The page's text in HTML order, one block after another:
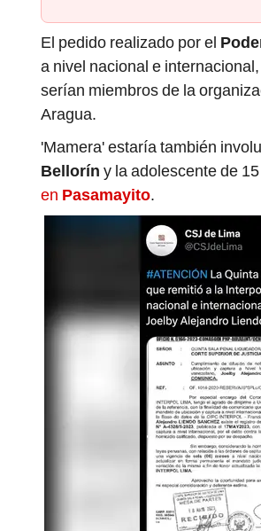
El pedido realizado por el
a nivel nacional e
serían miembros de la
Aragua.
'Mamera' estaría también
Bellorín y la adolescente de
en Pasamayito.